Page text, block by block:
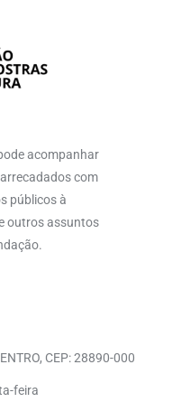
acompanhar
com
públicos à
outros assuntos
CEP: 28890-000
feira